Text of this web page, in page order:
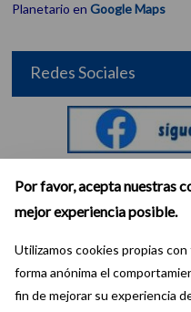
Por favor, acepta nuestras
mejor experiencia posible.
Utilizamos cookies propias
forma anónima el
fin de mejorar su experiencia
Planetario enGoogle Maps
Redes Sociales